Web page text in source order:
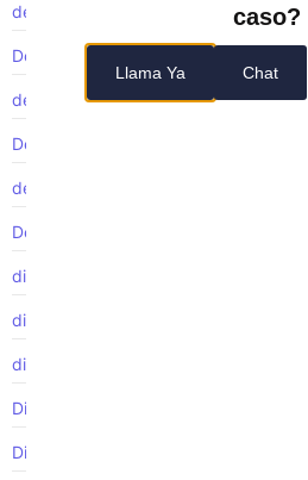
de accidentes de construcción
Demanda colectiva
demanda FMLA
Demandas colectivas
denunciante
Despido injustificado
discriminación
discriminación de género
discriminación laboral
Discriminación por edad
Discriminación por embarazo
caso?
Llama Ya Chat